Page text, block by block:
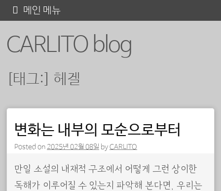
CARLITO blog
메인 메뉴
텐
[태그:] 헤겔
포스트 내비게이션
변화는 내부의 모순으로부터
Posted on 2025년 02월 08일 byCARLITO
만일 소설의 내재적 구조에서 어떻게 그런 상이한
독해가 이루어질 수 있는지 파악해 본다면, 우리는